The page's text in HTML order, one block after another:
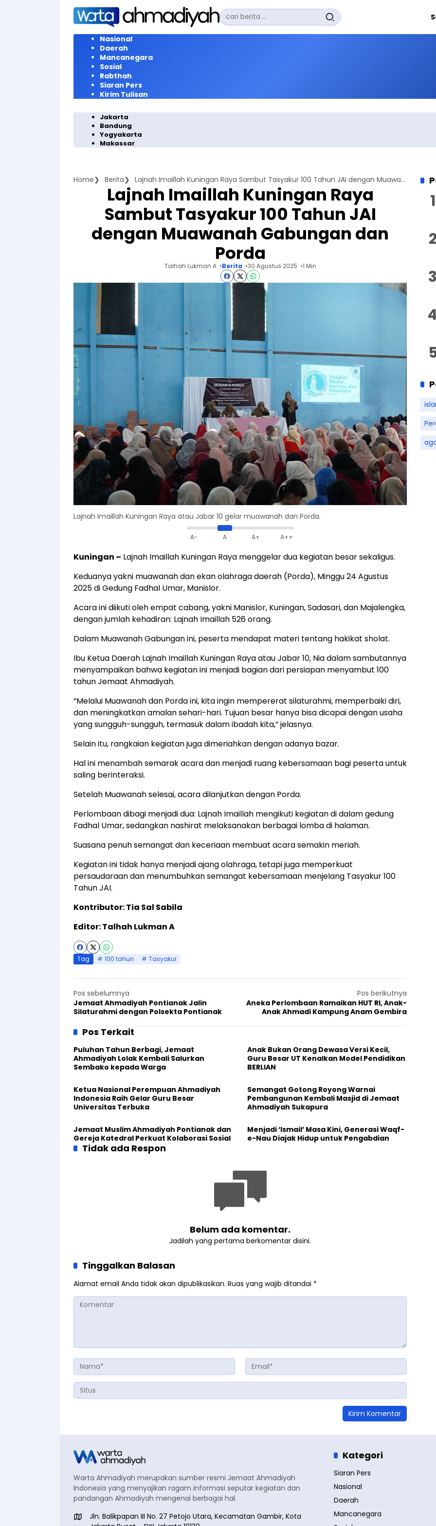
Langsung
konten
Pencarian
untuk:
Nasional
Daerah
Mancanegara
Sosial
Rabthah
Siaran Pers
Kirim Tulisan
Jakarta
Bandung
Yogyakarta
Makassar
Home Berita Lajnah Imaillah Kuningan Raya Sambut Tasyakur 100 Tahun JAI dengan Muawanah Gabungan dan Porda
Lajnah Imaillah Kuningan Raya
Sambut Tasyakur 100 Tahun JAI
dengan Muawanah Gabungan dan
Porda
Talhah Lukman A Berita 30 Agustus 2025 1 Min
Lajnah Imaillah Kuningan Raya atau Jabar 10 gelar muawanah dan Porda.
A- A A+ A++
Kuningan – Lajnah Imaillah Kuningan Raya menggelar dua kegiatan besar sekaligus.
Keduanya yakni muawanah dan ekan olahraga daerah (Porda), Minggu 24 Agustus
2025 di Gedung Fadhal Umar, Manislor.
Acara ini diikuti oleh empat cabang, yakni Manislor, Kuningan, Sadasari, dan Majalengka,
dengan jumlah kehadiran: Lajnah Imaillah 526 orang.
Dalam Muawanah Gabungan ini, peserta mendapat materi tentang hakikat sholat.
Ibu Ketua Daerah Lajnah Imaillah Kuningan Raya atau Jabar 10, Nia dalam sambutannya
menyampaikan bahwa kegiatan ini menjadi bagian dari persiapan menyambut 100
tahun Jemaat Ahmadiyah.
“Melalui Muawanah dan Porda ini, kita ingin mempererat silaturahmi, memperbaiki diri,
dan meningkatkan amalan sehari-hari. Tujuan besar hanya bisa dicapai dengan usaha
yang sungguh-sungguh, termasuk dalam ibadah kita,” jelasnya.
Selain itu, rangkaian kegiatan juga dimeriahkan dengan adanya bazar.
Hal ini menambah semarak acara dan menjadi ruang kebersamaan bagi peserta untuk
saling berinteraksi.
Setelah Muawanah selesai, acara dilanjutkan dengan Porda.
Perlombaan dibagi menjadi dua: Lajnah Imaillah mengikuti kegiatan di dalam gedung
Fadhal Umar, sedangkan nashirat melaksanakan berbagai lomba di halaman.
Suasana penuh semangat dan keceriaan membuat acara semakin meriah.
Kegiatan ini tidak hanya menjadi ajang olahraga, tetapi juga memperkuat
persaudaraan dan menumbuhkan semangat kebersamaan menjelang Tasyakur 100
Tahun JAI.
Kontributor: Tia Sal Sabila
Editor: Talhah Lukman A
Tag 100 tahun Tasyakur
Pos sebelumnya
Jemaat Ahmadiyah Pontianak Jalin
Silaturahmi dengan Polsekta Pontianak
Pos berikutnya
Aneka Perlombaan Ramaikan HUT RI, Anak-
Anak Ahmadi Kampung Anam Gembira
Pos Terkait
Puluhan Tahun Berbagi, Jemaat
Ahmadiyah Lolak Kembali Salurkan
Sembako kepada Warga
Anak Bukan Orang Dewasa Versi Kecil,
Guru Besar UT Kenalkan Model Pendidikan
BERLIAN
Ketua Nasional Perempuan Ahmadiyah
Indonesia Raih Gelar Guru Besar
Universitas Terbuka
Semangat Gotong Royong Warnai
Pembangunan Kembali Masjid di Jemaat
Ahmadiyah Sukapura
Jemaat Muslim Ahmadiyah Pontianak dan
Gereja Katedral Perkuat Kolaborasi Sosial
Menjadi ‘Ismail’ Masa Kini, Generasi Waqf-
e-Nau Diajak Hidup untuk Pengabdian
Tidak ada Respon
Belum ada komentar.
Jadilah yang pertama berkomentar disini.
Tinggalkan Balasan
Alamat email Anda tidak akan dipublikasikan. Ruas yang wajib ditandai *
Warta Ahmadiyah merupakan sumber resmi Jemaat Ahmadiyah
Indonesia yang menyajikan ragam informasi seputar kegiatan dan
pandangan Ahmadiyah mengenai berbagai hal.
Jln. Balikpapan III No. 27 Petojo Utara, Kecamatan Gambir, Kota
Kategori
Siaran Pers
Nasional
Daerah
Mancanegara